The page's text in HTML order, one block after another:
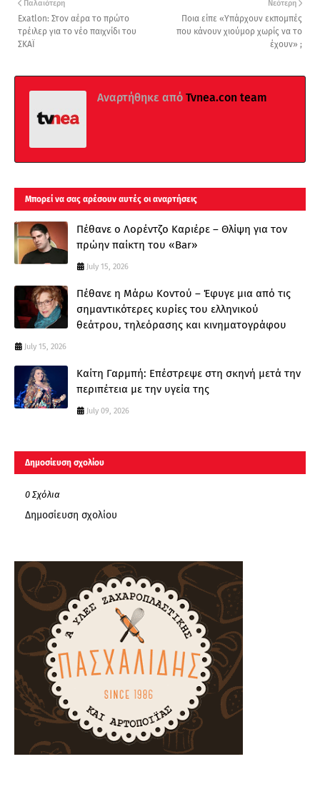
Νεότερη
Ποια είπε «Υπάρχουν εκπομπές
που κάνουν χιούμορ χωρίς να το
έχουν» ;
Παλαιότερη
Exatlon: Στον αέρα το πρώτο
τρέιλερ για το νέο παιχνίδι του
ΣΚΑΪ
Αναρτήθηκε από Tvnea.con team
Μπορεί να σας αρέσουν αυτές οι αναρτήσεις
Πέθανε ο Λορέντζο Καριέρε – Θλίψη για τον
πρώην παίκτη του «Bar»
July 15, 2026
Πέθανε η Μάρω Κοντού – Έφυγε μια από τις
σημαντικότερες κυρίες του ελληνικού
θεάτρου, τηλεόρασης και κινηματογράφου
July 15, 2026
Καίτη Γαρμπή: Επέστρεψε στη σκηνή μετά την
περιπέτεια με την υγεία της
July 09, 2026
Δημοσίευση σχολίου
0 Σχόλια
Δημοσίευση σχολίου